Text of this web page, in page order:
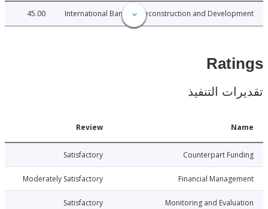
International Bank for Reconstruction and
45.00
التنفيذ
Counterpart
Satisfactory
Financial
Moderately Satisfactory
12-20
Monitoring and
Satisfactory